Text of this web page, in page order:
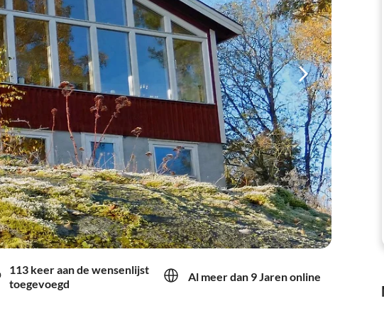
113 keer aan de wensenlijst
toegevoegd
Al meer dan 9 Jaren online